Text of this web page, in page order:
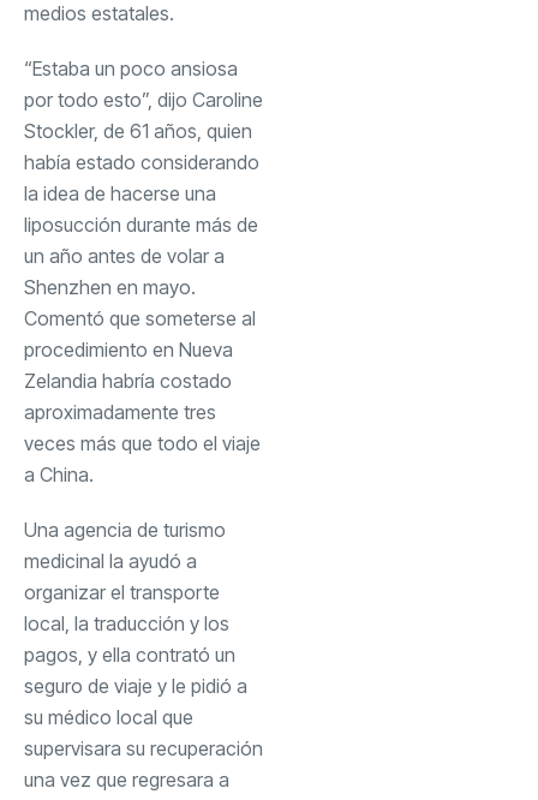
medios estatales.
“Estaba un poco ansiosa
por todo esto”, dijo Caroline
Stockler, de 61 años, quien
había estado considerando
la idea de hacerse una
liposucción durante más de
un año antes de volar a
Shenzhen en mayo.
Comentó que someterse al
procedimiento en Nueva
Zelandia habría costado
aproximadamente tres
veces más que todo el viaje
a China.
Una agencia de turismo
medicinal la ayudó a
organizar el transporte
local, la traducción y los
pagos, y ella contrató un
seguro de viaje y le pidió a
su médico local que
supervisara su recuperación
una vez que regresara a